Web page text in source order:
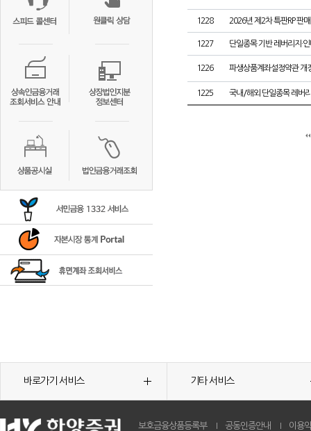
1228 2026년 제2차 특판RP 판매
1227 단일종목 기반 레버리지·
1226 파생상품계좌설정약관 개
1225 국내/해외 단일종목 레버
바로가기 서비스 기타 서비스
보호금융상품등록부 공동인증안내 이용